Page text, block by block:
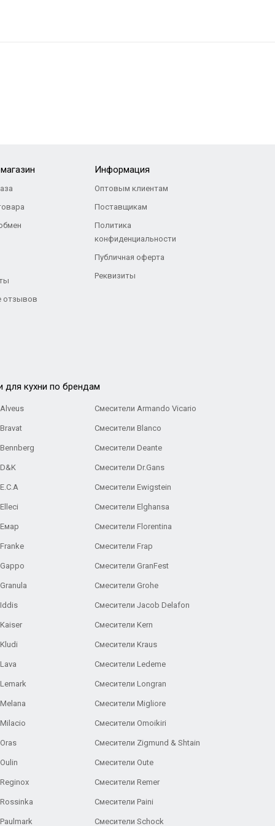
отзывов
Информация
Оптовым клиентам
Поставщикам
Политика
конфиденциальности
Публичная оферта
Реквизиты
для кухни по брендам
Смесители Armando Vicario
Смесители Blanco
Смесители Deante
Смесители Dr.Gans
Cмесители Ewigstein
Смесители Elghansa
Смесители Florentina
Смесители Frap
Смесители GranFest
Смесители Grohe
Смесители Jacob Delafon
Смесители Kern
Смесители Kraus
Смесители Ledeme
Смесители Longran
Смесители Migliore
Смесители Omoikiri
Смесители Zigmund & Shtain
Смесители Oute
Смесители Remer
Смесители Paini
Смесители Schock